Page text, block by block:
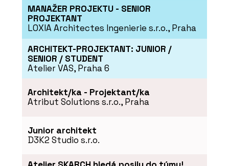
MANAŽER PROJEKTU - SENIOR
PROJEKTANT
LOXIA Architectes Ingenierie s.r.o., Praha
ARCHITEKT-PROJEKTANT: JUNIOR /
SENIOR / STUDENT
Atelier VAS, Praha 6
Architekt/ka - Projektant/ka
Atribut Solutions s.r.o., Praha
Junior architekt
D3K2 Studio s.r.o.